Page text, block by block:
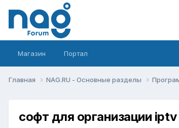
Магазин Портал
Главная NAG.RU - Основные разделы
софт для организации iptv